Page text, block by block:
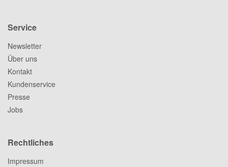
Service
Newsletter
Über uns
Kontakt
Kundenservice
Presse
Jobs
Rechtliches
Impressum